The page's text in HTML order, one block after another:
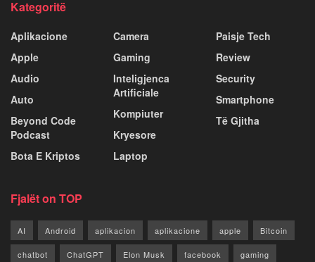
Kategoritë
Aplikacione
Apple
Audio
Auto
Beyond Code
Podcast
Bota E Kriptos
Camera
Gaming
Inteligjenca
Artificiale
Kompiuter
Kryesore
Laptop
Paisje Tech
Review
Security
Smartphone
Të Gjitha
Fjalët on TOP
AI Android aplikacion aplikacione apple Bitcoin
chatbot ChatGPT Elon Musk facebook gaming